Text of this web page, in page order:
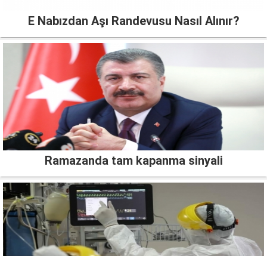
E Nabızdan Aşı Randevusu Nasıl Alınır?
Ramazanda tam kapanma sinyali